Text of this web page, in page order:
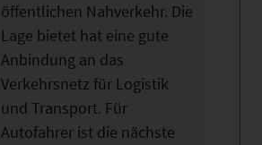
öffentlichen Nahverkehr. Die
Lage bietet hat eine gute
Anbindung an das
Verkehrsnetz für Logistik
und Transport. Für
Autofahrer ist die nächste